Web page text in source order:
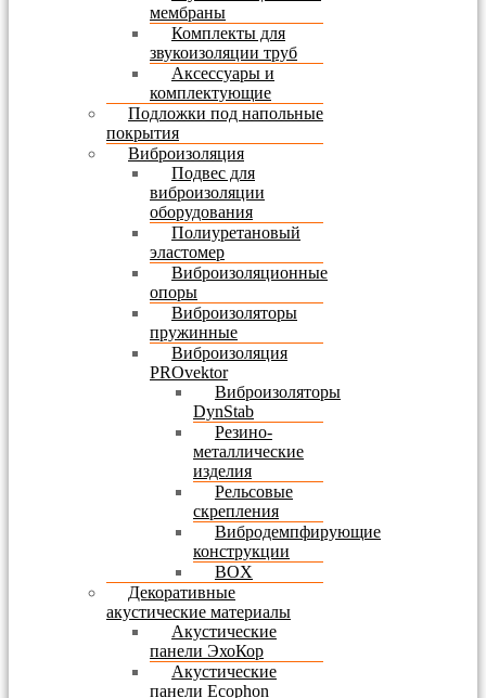
мембраны
Комплекты для
звукоизоляции труб
Аксессуары и
комплектующие
Подложки под напольные
покрытия
Виброизоляция
Подвес для
виброизоляции
оборудования
Полиуретановый
эластомер
Виброизоляционные
опоры
Виброизоляторы
пружинные
Виброизоляция
PROvektor
Виброизоляторы
DynStab
Резино-
металлические
изделия
Рельсовые
скрепления
Вибродемпфирующие
конструкции
BOX
Декоративные
акустические материалы
Акустические
панели ЭхоКор
Акустические
панели Ecophon